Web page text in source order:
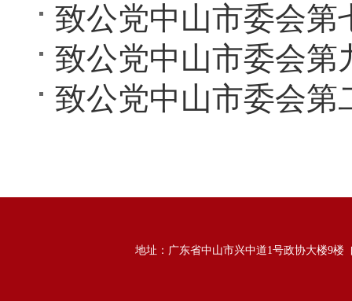
致公党中山市委会第
致公党中山市委会第
地址：广东省中山市兴中道1号政协大楼9楼